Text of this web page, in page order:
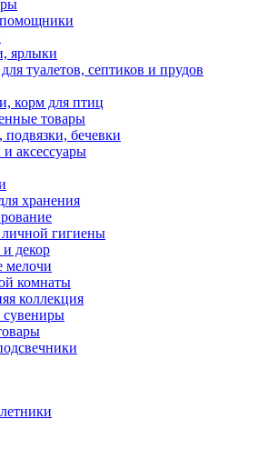
ярлыки
туалетов, септиков и прудов
корм для птиц
товары
бечевки
аксессуары
хранения
личной гигиены
декор
мелочи
комнаты
коллекция